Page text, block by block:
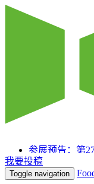
参展预告：第
参展预告：
参展预告：
我要投稿
Toggle navigation